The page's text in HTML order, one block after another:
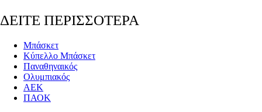
ΔΕΙΤΕ ΠΕΡΙΣΣΟΤΕΡΑ
Μπάσκετ
Κύπελλο Μπάσκετ
Παναθηναικός
Ολυμπιακός
ΑΕΚ
ΠΑΟΚ